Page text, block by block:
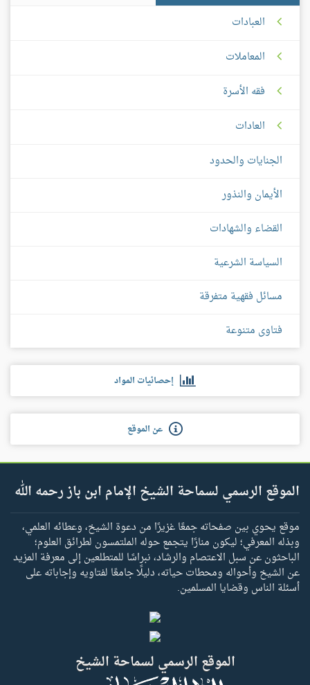
العبادات
المعاملات
فقه الأسرة
العادات
الجنايات والحدود
الأيمان والنذور
القضاء والشهادات
السياسة الشرعية
مسائل فقهية متفرقة
فتاوى متنوعة
إحصائيات المواد
عن الموقع
الموقع الرسمي لسماحة الشيخ الإمام ابن باز رحمه الله
موقع يحوي بين صفحاته جمعًا غزيرًا من دعوة الشيخ، وعطائه العلمي،
وبذله المعرفي؛ ليكون منارًا يتجمع حوله الملتمسون لطرائق العلوم؛
الباحثون عن سبل الاعتصام والرشاد، نبراسًا للمتطلعين إلى معرفة المزيد
عن الشيخ وأحواله ومحطات حياته، دليلًا جامعًا لفتاويه وإجاباته على
أسئلة الناس وقضايا المسلمين.
الموقع الرسمي لسماحة الشيخ